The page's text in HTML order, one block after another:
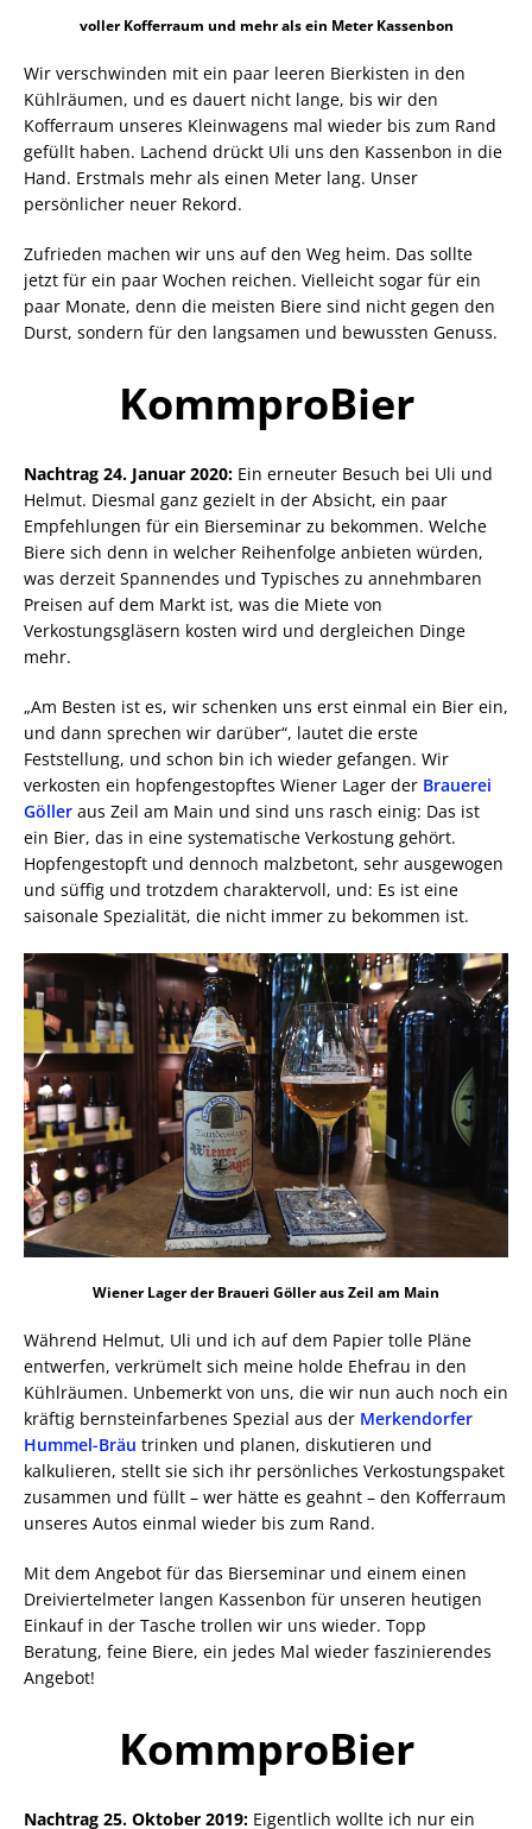
voller Kofferraum und mehr als ein Meter Kassenbon
Wir verschwinden mit ein paar leeren Bierkisten in den
Kühlräumen, und es dauert nicht lange, bis wir den
Kofferraum unseres Kleinwagens mal wieder bis zum Rand
gefüllt haben. Lachend drückt Uli uns den Kassenbon in die
Hand. Erstmals mehr als einen Meter lang. Unser
persönlicher neuer Rekord.
Zufrieden machen wir uns auf den Weg heim. Das sollte
jetzt für ein paar Wochen reichen. Vielleicht sogar für ein
paar Monate, denn die meisten Biere sind nicht gegen den
Durst, sondern für den langsamen und bewussten Genuss.
KommproBier
Nachtrag 24. Januar 2020: Ein erneuter Besuch bei Uli und
Helmut. Diesmal ganz gezielt in der Absicht, ein paar
Empfehlungen für ein Bierseminar zu bekommen. Welche
Biere sich denn in welcher Reihenfolge anbieten würden,
was derzeit Spannendes und Typisches zu annehmbaren
Preisen auf dem Markt ist, was die Miete von
Verkostungsgläsern kosten wird und dergleichen Dinge
mehr.
„Am Besten ist es, wir schenken uns erst einmal ein Bier ein,
und dann sprechen wir darüber“, lautet die erste
Feststellung, und schon bin ich wieder gefangen. Wir
verkosten ein hopfengestopftes Wiener Lager der Brauerei
Göller aus Zeil am Main und sind uns rasch einig: Das ist
ein Bier, das in eine systematische Verkostung gehört.
Hopfengestopft und dennoch malzbetont, sehr ausgewogen
und süffig und trotzdem charaktervoll, und: Es ist eine
saisonale Spezialität, die nicht immer zu bekommen ist.
Wiener Lager der Braueri Göller aus Zeil am Main
Während Helmut, Uli und ich auf dem Papier tolle Pläne
entwerfen, verkrümelt sich meine holde Ehefrau in den
Kühlräumen. Unbemerkt von uns, die wir nun auch noch ein
kräftig bernsteinfarbenes Spezial aus der Merkendorfer
Hummel-Bräu trinken und planen, diskutieren und
kalkulieren, stellt sie sich ihr persönliches Verkostungspaket
zusammen und füllt – wer hätte es geahnt – den Kofferraum
unseres Autos einmal wieder bis zum Rand.
Mit dem Angebot für das Bierseminar und einem einen
Dreiviertelmeter langen Kassenbon für unseren heutigen
Einkauf in der Tasche trollen wir uns wieder. Topp
Beratung, feine Biere, ein jedes Mal wieder faszinierendes
Angebot!
KommproBier
Nachtrag 25. Oktober 2019: Eigentlich wollte ich nur ein